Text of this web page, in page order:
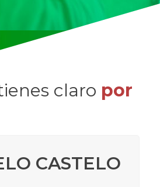
claro por
CASTELO